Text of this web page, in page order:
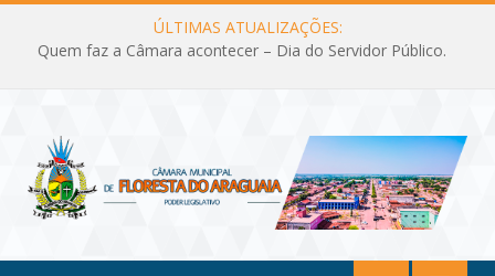
ÚLTIMAS ATUALIZAÇÕES:
Quem faz a Câmara acontecer – Dia do Servidor Público.